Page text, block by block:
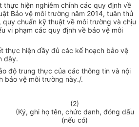
thực hiện nghiêm chỉnh các quy định về
Bảo vệ môi trường năm 2014, tuân thủ
chuẩn kỹ thuật về môi trường và chịu
vi phạm các quy định về bảo vệ môi
thực hiện đầy đủ các kế hoạch bảo vệ
đây.
độ trung thực của các thông tin và nội
bảo vệ môi trường này./.
(2)
(Ký, ghi họ tên, chức danh, đóng dấu
(nếu có)